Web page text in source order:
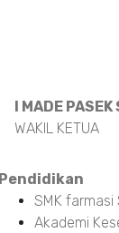
I MADE
WAKIL KETUA
Pendidikan
SMK
Akademi